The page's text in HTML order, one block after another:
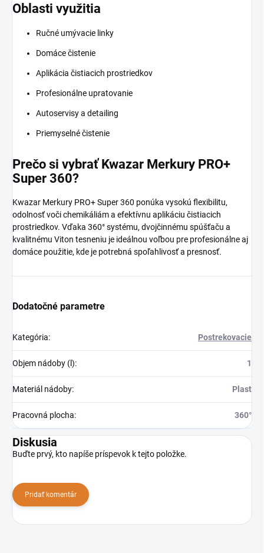
Oblasti využitia
Ručné umývacie linky
Domáce čistenie
Aplikácia čistiacich prostriedkov
Profesionálne upratovanie
Autoservisy a detailing
Priemyselné čistenie
Prečo si vybrať Kwazar Merkury PRO+
Super 360?
Kwazar Merkury PRO+ Super 360 ponúka vysokú flexibilitu,
odolnosť voči chemikáliám a efektívnu aplikáciu čistiacich
prostriedkov. Vďaka 360° systému, dvojčinnému spúšťaču a
kvalitnému Viton tesneniu je ideálnou voľbou pre profesionálne aj
domáce použitie, kde je potrebná spoľahlivosť a presnosť.
Dodatočné parametre
Kategória: Postrekovacie
Objem nádoby (l): 1
Materiál nádoby: Plast
Pracovná plocha: 360°
Diskusia
Buďte prvý, kto napíše príspevok k tejto položke.
Pridať komentár